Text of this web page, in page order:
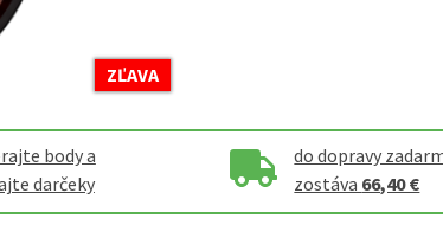
ZĽAVA
body a
darčeky
do dopravy
zostáva 66,40 €